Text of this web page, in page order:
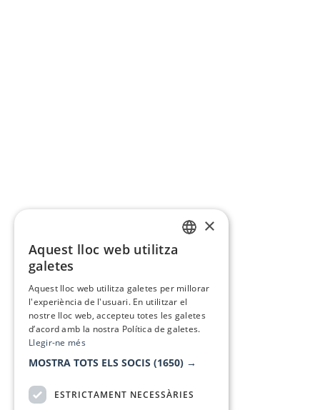
×
Aquest lloc web utilitza
galetes
Aquest lloc web utilitza galetes per millorar
l'experiència de l'usuari. En utilitzar el
nostre lloc web, accepteu totes les galetes
d’acord amb la nostra Política de galetes.
Llegir-ne més
MOSTRA TOTS ELS SOCIS (1650) →
ESTRICTAMENT NECESSÀRIES